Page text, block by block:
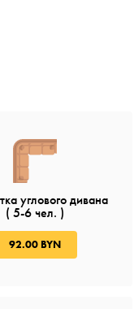
углового дивана
( 5-6 чел. )
92.00 BYN